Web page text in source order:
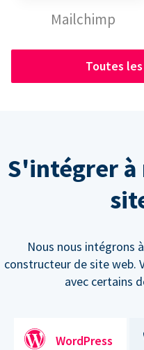
Mailchimp
Toutes
S'intégrer
Nous nous intégrons
constructeur de site web.
avec certains
WordPress